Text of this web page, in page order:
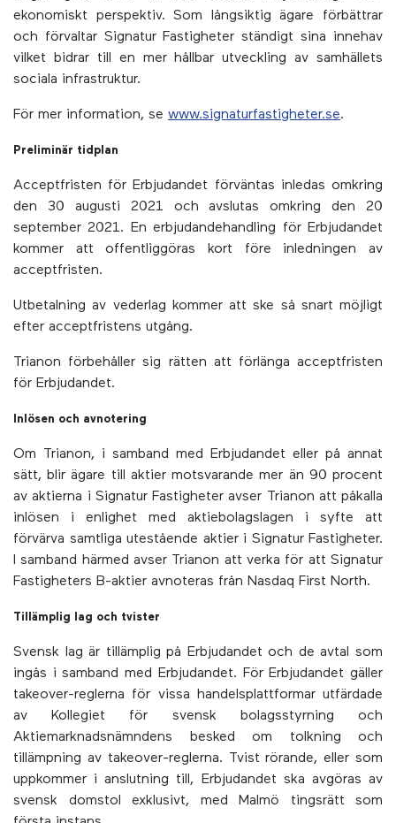
ekonomiskt perspektiv. Som långsiktig ägare förbättrar
och förvaltar Signatur Fastigheter ständigt sina innehav
vilket bidrar till en mer hållbar utveckling av samhällets
sociala infrastruktur.
För mer information, se www.signaturfastigheter.se.
Preliminär tidplan
Acceptfristen för Erbjudandet förväntas inledas omkring
den 30 augusti 2021 och avslutas omkring den 20
september 2021. En erbjudandehandling för Erbjudandet
kommer att offentliggöras kort före inledningen av
acceptfristen.
Utbetalning av vederlag kommer att ske så snart möjligt
efter acceptfristens utgång.
Trianon förbehåller sig rätten att förlänga acceptfristen
för Erbjudandet.
Inlösen och avnotering
Om Trianon, i samband med Erbjudandet eller på annat
sätt, blir ägare till aktier motsvarande mer än 90 procent
av aktierna i Signatur Fastigheter avser Trianon att påkalla
inlösen i enlighet med aktiebolagslagen i syfte att
förvärva samtliga utestående aktier i Signatur Fastigheter.
I samband härmed avser Trianon att verka för att Signatur
Fastigheters B-aktier avnoteras från Nasdaq First North.
Tillämplig lag och tvister
Svensk lag är tillämplig på Erbjudandet och de avtal som
ingås i samband med Erbjudandet. För Erbjudandet gäller
takeover-reglerna för vissa handelsplattformar utfärdade
av Kollegiet för svensk bolagsstyrning och
Aktiemarknadsnämndens besked om tolkning och
tillämpning av takeover-reglerna. Tvist rörande, eller som
uppkommer i anslutning till, Erbjudandet ska avgöras av
svensk domstol exklusivt, med Malmö tingsrätt som